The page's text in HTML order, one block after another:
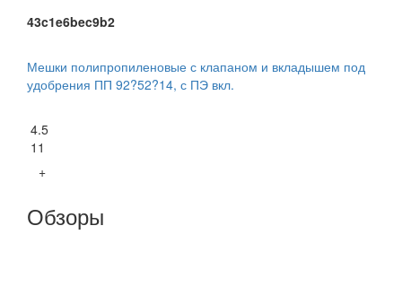
43c1e6bec9b2
Мешки полипропиленовые с клапаном и вкладышем под
удобрения ПП 92?52?14, с ПЭ вкл.
4.5
11
+
Обзоры